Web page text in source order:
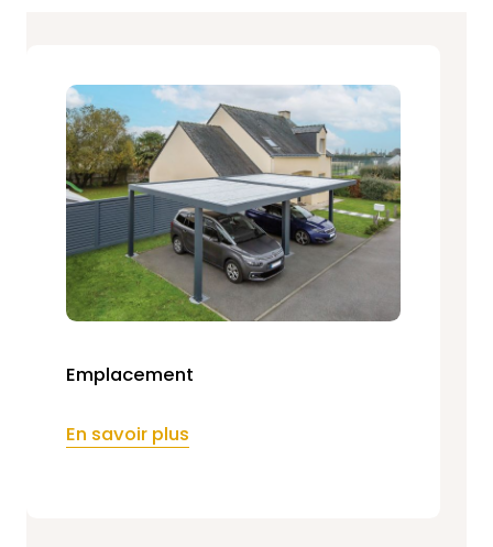
Emplacement
En savoir plus